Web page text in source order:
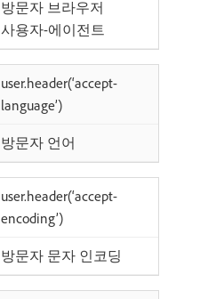
방문자 브라우저
사용자-에이전트
user.header(‘accept-
language’)
방문자 언어
user.header(‘accept-
encoding’)
방문자 문자 인코딩